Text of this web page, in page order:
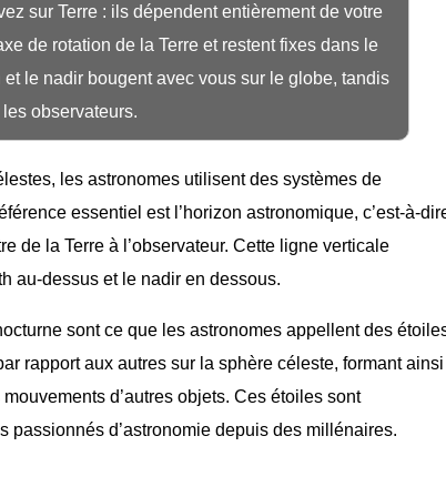
sur Terre : ils dépendent entièrement de votre
de rotation de la Terre et restent fixes dans le
le nadir bougent avec vous sur le globe, tandis
observateurs.
les astronomes utilisent des systèmes de
essentiel est l’horizon astronomique, c’est-à-
de la Terre à l’observateur. Cette ligne verticale
au-dessus et le nadir en dessous.
sont ce que les astronomes appellent des
rapport aux autres sur la sphère céleste, formant ainsi
d’autres objets. Ces étoiles sont
d’astronomie depuis des millénaires.